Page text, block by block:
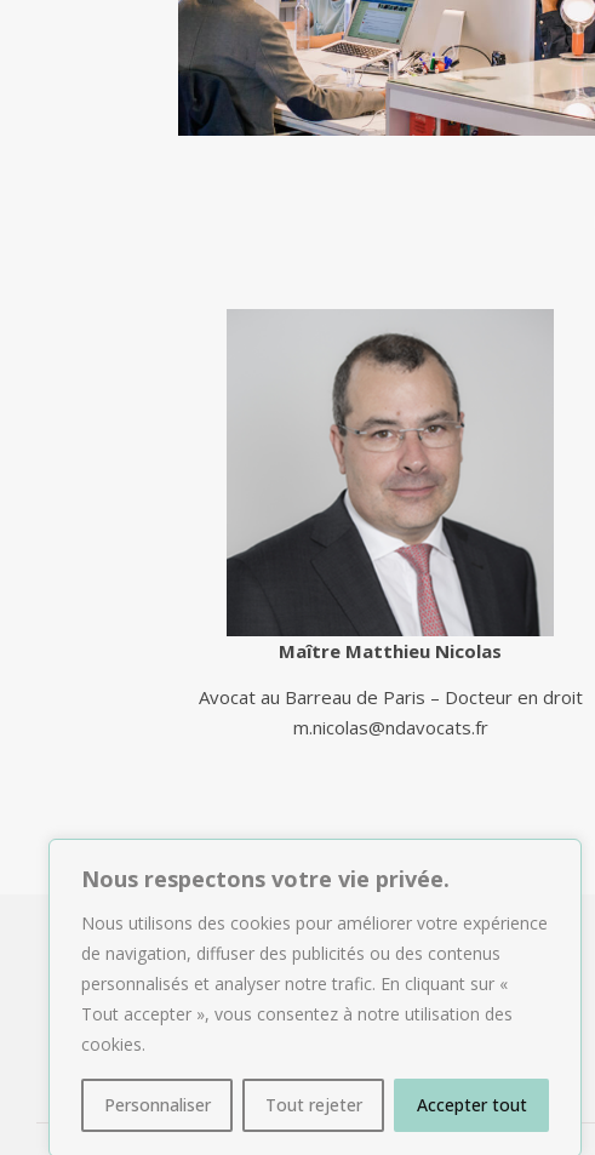
Nous respectons votre vie privée.
Nous utilisons des cookies pour améliorer votre expérience
de navigation, diffuser des publicités ou des contenus
personnalisés et analyser notre trafic. En cliquant sur «
Tout accepter », vous consentez à notre utilisation des
cookies.
Personnaliser Tout rejeter Accepter tout
Maître Matthieu Nicolas
Avocat au Barreau de Paris – Docteur en droit
m.nicolas@ndavocats.fr